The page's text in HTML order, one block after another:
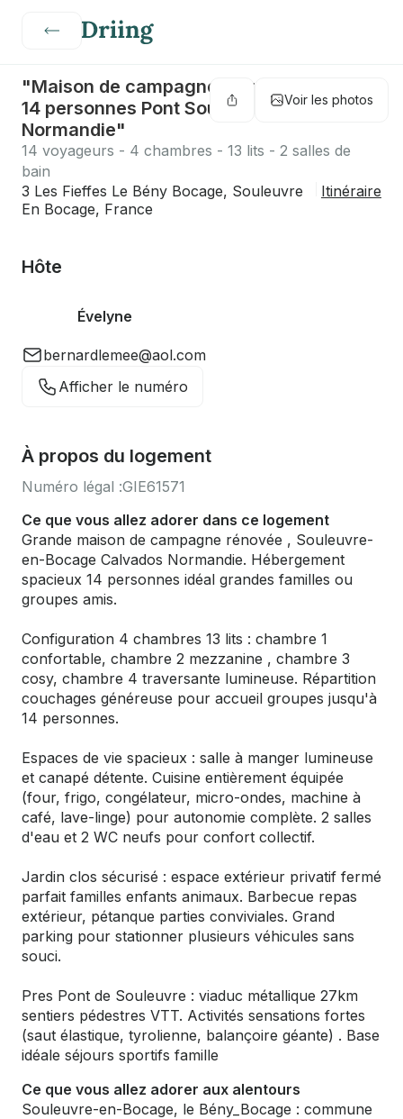
Voir les photos
"Maison de campagne - Grande maison
14 personnes Pont Souleuvre,
Normandie"
14 voyageurs - 4 chambres - 13 lits - 2 salles de
bain
3 Les Fieffes Le Bény Bocage, Souleuvre
En Bocage, France
Itinéraire
Hôte
Évelyne
bernardlemee@aol.com
Afficher le numéro
À propos du logement
Numéro légal :GIE61571
Ce que vous allez adorer dans ce logement
Grande maison de campagne rénovée , Souleuvre-
en-Bocage Calvados Normandie. Hébergement
spacieux 14 personnes idéal grandes familles ou
groupes amis.
Configuration 4 chambres 13 lits : chambre 1
confortable, chambre 2 mezzanine , chambre 3
cosy, chambre 4 traversante lumineuse. Répartition
couchages généreuse pour accueil groupes jusqu'à
14 personnes.
Espaces de vie spacieux : salle à manger lumineuse
et canapé détente. Cuisine entièrement équipée
(four, frigo, congélateur, micro-ondes, machine à
café, lave-linge) pour autonomie complète. 2 salles
d'eau et 2 WC neufs pour confort collectif.
Jardin clos sécurisé : espace extérieur privatif fermé
parfait familles enfants animaux. Barbecue repas
extérieur, pétanque parties conviviales. Grand
parking pour stationner plusieurs véhicules sans
souci.
Pres Pont de Souleuvre : viaduc métallique 27km
sentiers pédestres VTT. Activités sensations fortes
(saut élastique, tyrolienne, balançoire géante) . Base
idéale séjours sportifs famille
Ce que vous allez adorer aux alentours
Souleuvre-en-Bocage, le Bény_Bocage : commune